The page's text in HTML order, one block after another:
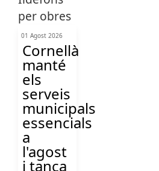
01 Agost 2026
Cornellà
manté
els
serveis
municipals
essencials
a
l'agost
i tanca